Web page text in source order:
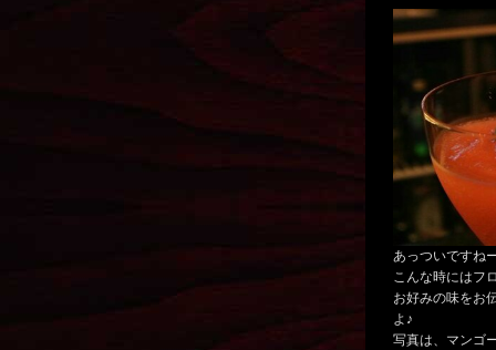
あっついですね
こんな時にはフ
お好みの味をお
よ♪
写真は、マンゴ